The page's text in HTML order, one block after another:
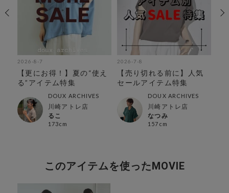
2026-8-7
【更にお得！】夏の“使え
る”アイテム特集
DOUX ARCHIVES
川崎アトレ店
るこ
173cm
2026-7-8
【売り切れる前に】人気
セールアイテム特集
DOUX ARCHIVES
川崎アトレ店
なつみ
157cm
このアイテムを使ったMOVIE